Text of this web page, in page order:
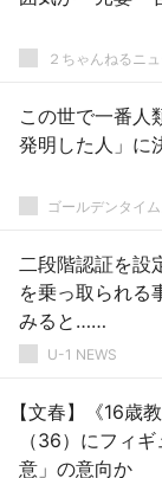
２ちゃんねるニ
この世で一番人
発明した人」に
ゴールデンタイ
二段階認証を設
を乗っ取られる
みると……
U-1 NEWS
【文春】《16歳
（36）にフィ
意」の意向か